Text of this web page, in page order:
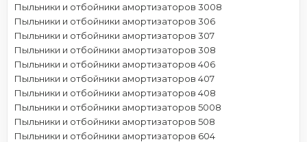
Пыльники и отбойники амортизаторов 3008
Пыльники и отбойники амортизаторов 306
Пыльники и отбойники амортизаторов 307
Пыльники и отбойники амортизаторов 308
Пыльники и отбойники амортизаторов 406
Пыльники и отбойники амортизаторов 407
Пыльники и отбойники амортизаторов 408
Пыльники и отбойники амортизаторов 5008
Пыльники и отбойники амортизаторов 508
Пыльники и отбойники амортизаторов 604